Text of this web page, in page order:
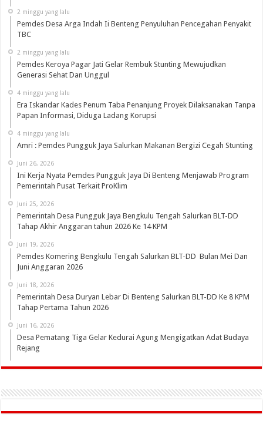
2 minggu yang lalu
Pemdes Desa Arga Indah Ii Benteng Penyuluhan Pencegahan Penyakit
TBC
2 minggu yang lalu
Pemdes Keroya Pagar Jati Gelar Rembuk Stunting Mewujudkan
Generasi Sehat Dan Unggul
4 minggu yang lalu
Era Iskandar Kades Penum Taba Penanjung Proyek Dilaksanakan Tanpa
Papan Informasi, Diduga Ladang Korupsi
4 minggu yang lalu
Amri : Pemdes Pungguk Jaya Salurkan Makanan Bergizi Cegah Stunting
Juni 26, 2026
Ini Kerja Nyata Pemdes Pungguk Jaya Di Benteng Menjawab Program
Pemerintah Pusat Terkait ProKlim
Juni 25, 2026
Pemerintah Desa Pungguk Jaya Bengkulu Tengah Salurkan BLT-DD
Tahap Akhir Anggaran tahun 2026 Ke 14 KPM
Juni 19, 2026
Pemdes Komering Bengkulu Tengah Salurkan BLT-DD Bulan Mei Dan
Juni Anggaran 2026
Juni 18, 2026
Pemerintah Desa Duryan Lebar Di Benteng Salurkan BLT-DD Ke 8 KPM
Tahap Pertama Tahun 2026
Juni 16, 2026
Desa Pematang Tiga Gelar Kedurai Agung Mengigatkan Adat Budaya
Rejang